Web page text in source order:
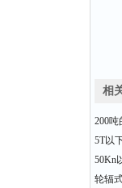
相
200
5T以
50Kn
轮辐